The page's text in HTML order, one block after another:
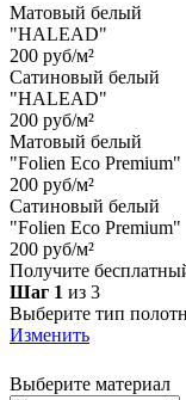
Матовый белый
"HALEAD"
200 руб/м²
Сатиновый белый
"HALEAD"
200 руб/м²
Матовый белый
"Folien Eco Premium"
200 руб/м²
Сатиновый белый
"Folien Eco Premium"
200 руб/м²
Получите
Шаг 1 из 3
Выберите тип
Изменить
Выберите материал